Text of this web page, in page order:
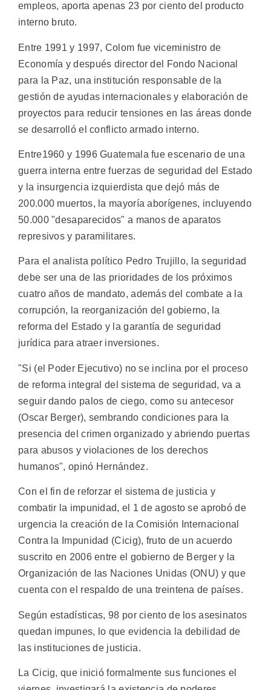
empleos, aporta apenas 23 por ciento del producto
interno bruto.
Entre 1991 y 1997, Colom fue viceministro de
Economía y después director del Fondo Nacional
para la Paz, una institución responsable de la
gestión de ayudas internacionales y elaboración de
proyectos para reducir tensiones en las áreas donde
se desarrolló el conflicto armado interno.
Entre1960 y 1996 Guatemala fue escenario de una
guerra interna entre fuerzas de seguridad del Estado
y la insurgencia izquierdista que dejó más de
200.000 muertos, la mayoría aborígenes, incluyendo
50.000 "desaparecidos" a manos de aparatos
represivos y paramilitares.
Para el analista político Pedro Trujillo, la seguridad
debe ser una de las prioridades de los próximos
cuatro años de mandato, además del combate a la
corrupción, la reorganización del gobierno, la
reforma del Estado y la garantía de seguridad
jurídica para atraer inversiones.
"Si (el Poder Ejecutivo) no se inclina por el proceso
de reforma integral del sistema de seguridad, va a
seguir dando palos de ciego, como su antecesor
(Oscar Berger), sembrando condiciones para la
presencia del crimen organizado y abriendo puertas
para abusos y violaciones de los derechos
humanos", opinó Hernández.
Con el fin de reforzar el sistema de justicia y
combatir la impunidad, el 1 de agosto se aprobó de
urgencia la creación de la Comisión Internacional
Contra la Impunidad (Cicig), fruto de un acuerdo
suscrito en 2006 entre el gobierno de Berger y la
Organización de las Naciones Unidas (ONU) y que
cuenta con el respaldo de una treintena de países.
Según estadísticas, 98 por ciento de los asesinatos
quedan impunes, lo que evidencia la debilidad de
las instituciones de justicia.
La Cicig, que inició formalmente sus funciones el